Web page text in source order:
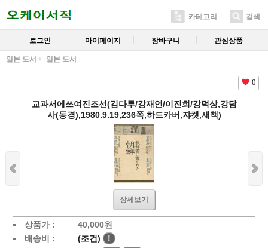
카테고리 검색
로그인 마이페이지 장바구니 관심상품
일본 도서 일본 도서
0
교과서에쓰여진조선(김다루/강재언/이진희/강덕상,강담
사(동경),1980.9.19,236쪽,하드카버,쟈켓,새책)
상세보기
상품가 : 40,000원
배송비 :
(조건)
!